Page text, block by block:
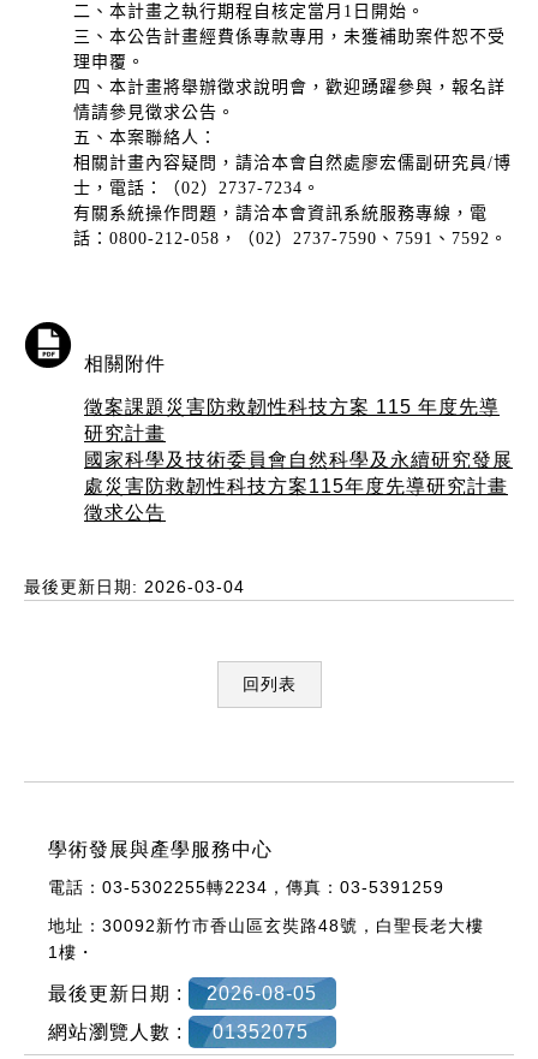
二、本計畫之執行期程自核定當月1日開始。
三、本公告計畫經費係專款專用，未獲補助案件恕不受
理申覆。
四、本計畫將舉辦徵求說明會，歡迎踴躍參與，報名詳
情請參見徵求公告。
五、本案聯絡人：
相關計畫內容疑問，請洽本會自然處廖宏儒副研究員/博
士，電話：（02）2737-7234。
有關系統操作問題，請洽本會資訊系統服務專線，電
話：0800-212-058，（02）2737-7590、7591、7592。
相關附件
徵案課題災害防救韌性科技方案 115 年度先導
研究計畫
國家科學及技術委員會自然科學及永續研究發展
處災害防救韌性科技方案115年度先導研究計畫
徵求公告
最後更新日期: 2026-03-04
回列表
學術發展與產學服務中心
電話：03-5302255轉2234， 傳真：03-5391259
地址：30092新竹市香山區玄奘路48號， 白聖長老大樓
1樓・
最後更新日期 :
2026-08-05
網站瀏覽人數 :
01352075